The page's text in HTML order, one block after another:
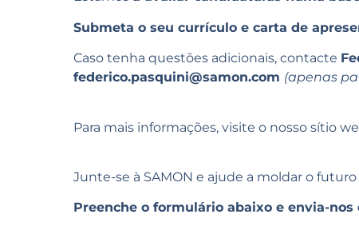
Submeta o seu currículo e carta de
Caso tenha questões adicionais, contacte
federico.pasquini@samon.com (apenas
Para mais informações, visite o nosso sítio
Junte-se à SAMON e ajude a moldar o
Preenche o formulário abaixo e envia-